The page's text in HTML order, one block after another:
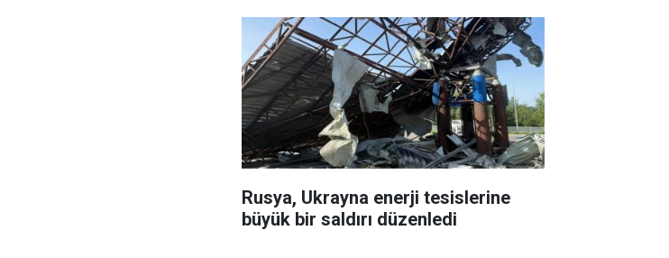
Rusya, Ukrayna enerji tesislerine
büyük bir saldırı düzenledi